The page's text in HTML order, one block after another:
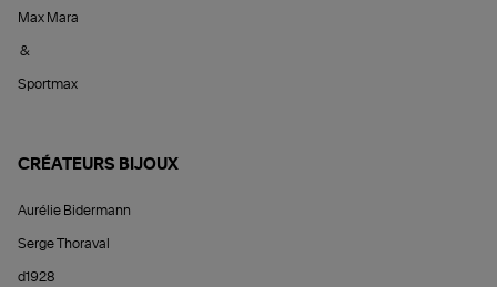
Max Mara
&
Sportmax
CRÉATEURS BIJOUX
Aurélie Bidermann
Serge Thoraval
d1928